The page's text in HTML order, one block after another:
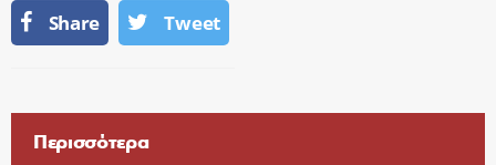
Share Tweet
Περισσότερα